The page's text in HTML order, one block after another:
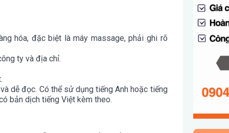
hóa, đặc biệt là máy massage, phải ghi rõ
ty và địa chỉ.
dễ đọc. Có thể sử dụng tiếng Anh hoặc tiếng
bản dịch tiếng Việt kèm theo.